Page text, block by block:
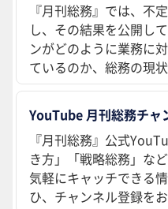
『月刊総務』では、不
し、その結果を公開し
ンがどのように業務に
ているのか、総務の現
YouTube 月刊総務チャ
『月刊総務』公式
き方」「戦略総務」な
気軽にキャッチできる
ひ、チャンネル登録を